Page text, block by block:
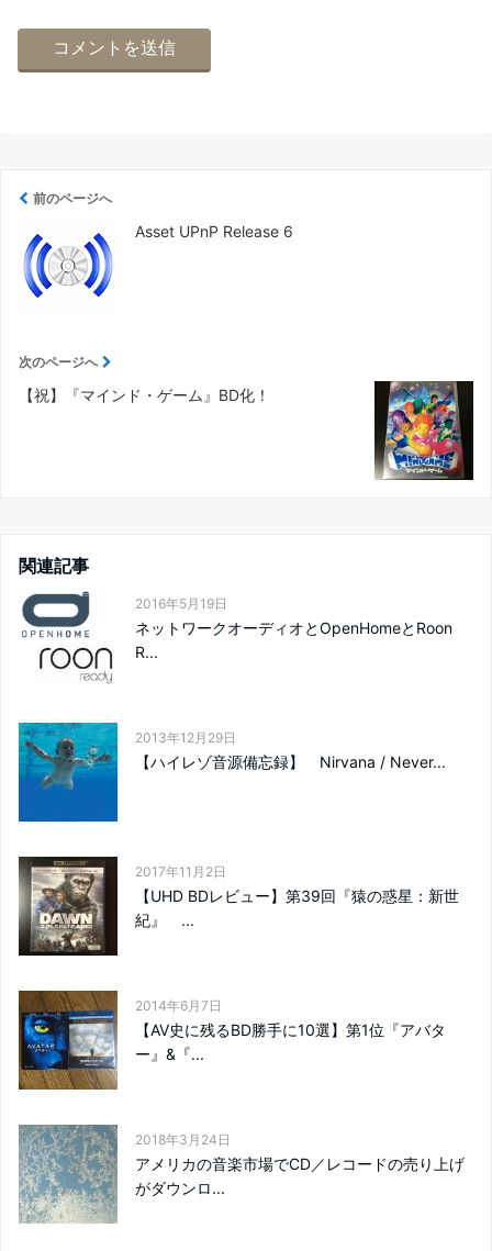
前のページへ
Asset UPnP Release 6
次のページへ
【祝】『マインド・ゲーム』BD化！
関連記事
2016年5月19日
ネットワークオーディオとOpenHomeとRoon
R...
2013年12月29日
【ハイレゾ音源備忘録】 Nirvana / Never...
2017年11月2日
【UHD BDレビュー】第39回『猿の惑星：新世
紀』 ...
2014年6月7日
【AV史に残るBD勝手に10選】第1位『アバタ
ー』&『...
2018年3月24日
アメリカの音楽市場でCD／レコードの売り上げ
がダウンロ...